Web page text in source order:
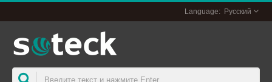
Русский